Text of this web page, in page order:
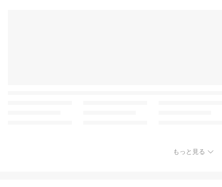
もっと見る